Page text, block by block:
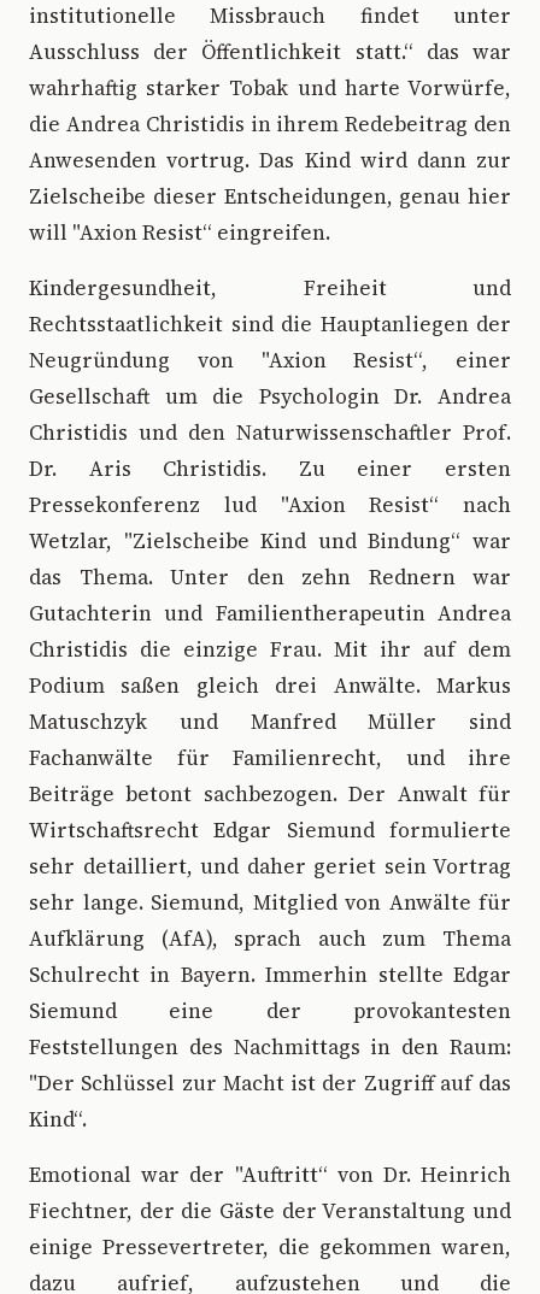
institutionelle Missbrauch findet unter
Ausschluss der Öffentlichkeit statt.“ das war
wahrhaftig starker Tobak und harte Vorwürfe,
die Andrea Christidis in ihrem Redebeitrag den
Anwesenden vortrug. Das Kind wird dann zur
Zielscheibe dieser Entscheidungen, genau hier
will "Axion Resist“ eingreifen.
Kindergesundheit, Freiheit und
Rechtsstaatlichkeit sind die Hauptanliegen der
Neugründung von "Axion Resist“, einer
Gesellschaft um die Psychologin Dr. Andrea
Christidis und den Naturwissenschaftler Prof.
Dr. Aris Christidis. Zu einer ersten
Pressekonferenz lud "Axion Resist“ nach
Wetzlar, "Zielscheibe Kind und Bindung“ war
das Thema. Unter den zehn Rednern war
Gutachterin und Familientherapeutin Andrea
Christidis die einzige Frau. Mit ihr auf dem
Podium saßen gleich drei Anwälte. Markus
Matuschzyk und Manfred Müller sind
Fachanwälte für Familienrecht, und ihre
Beiträge betont sachbezogen. Der Anwalt für
Wirtschaftsrecht Edgar Siemund formulierte
sehr detailliert, und daher geriet sein Vortrag
sehr lange. Siemund, Mitglied von Anwälte für
Aufklärung (AfA), sprach auch zum Thema
Schulrecht in Bayern. Immerhin stellte Edgar
Siemund eine der provokantesten
Feststellungen des Nachmittags in den Raum:
"Der Schlüssel zur Macht ist der Zugriff auf das
Kind“.
Emotional war der "Auftritt“ von Dr. Heinrich
Fiechtner, der die Gäste der Veranstaltung und
einige Pressevertreter, die gekommen waren,
dazu aufrief, aufzustehen und die